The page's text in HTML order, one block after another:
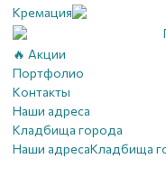
Кремация
🔥 Акции
Портфолио
Контакты
Наши адреса
Кладбища города
Наши адресаКладбища